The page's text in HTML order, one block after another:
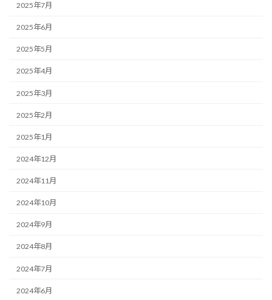
2025年7月
2025年6月
2025年5月
2025年4月
2025年3月
2025年2月
2025年1月
2024年12月
2024年11月
2024年10月
2024年9月
2024年8月
2024年7月
2024年6月